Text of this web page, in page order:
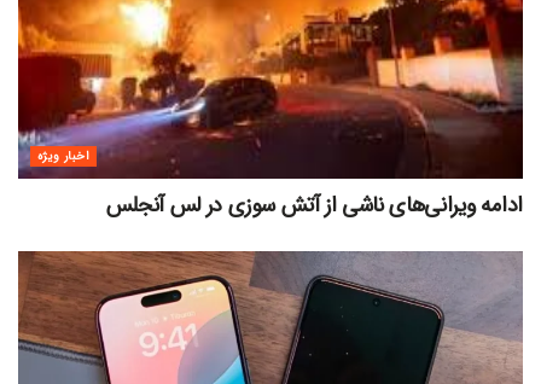
اخبار ویژه
ادامه ویرانی‌های ناشی از آتش سوزی در لس آنجلس